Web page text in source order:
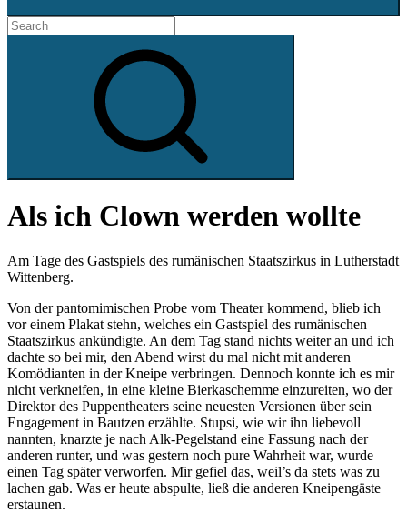
Search
for:
Als ich Clown werden wollte
Am Tage des Gastspiels des rumänischen Staatszirkus in Lutherstadt
Wittenberg.
Von der pantomimischen Probe vom Theater kommend, blieb ich
vor einem Plakat stehn, welches ein Gastspiel des rumänischen
Staatszirkus ankündigte. An dem Tag stand nichts weiter an und ich
dachte so bei mir, den Abend wirst du mal nicht mit anderen
Komödianten in der Kneipe verbringen. Dennoch konnte ich es mir
nicht verkneifen, in eine kleine Bierkaschemme einzureiten, wo der
Direktor des Puppentheaters seine neuesten Versionen über sein
Engagement in Bautzen erzählte. Stupsi, wie wir ihn liebevoll
nannten, knarzte je nach Alk-Pegelstand eine Fassung nach der
anderen runter, und was gestern noch pure Wahrheit war, wurde
einen Tag später verworfen. Mir gefiel das, weil’s da stets was zu
lachen gab. Was er heute abspulte, ließ die anderen Kneipengäste
erstaunen.